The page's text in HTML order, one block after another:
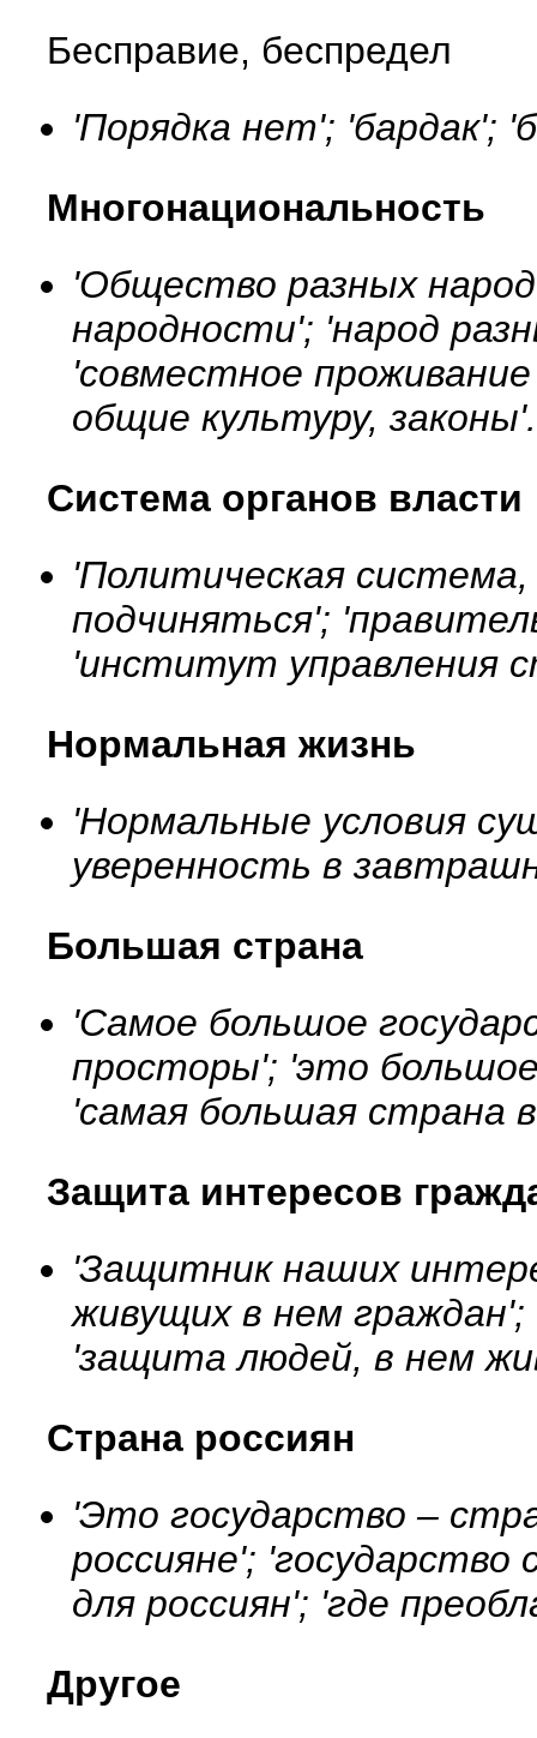
Бесправие, беспредел
'Порядка нет'; 'бардак';
Многонациональность
'Общество разных
народности'; 'народ
'совместное
общие культуру, законы'.
Система органов власти
'Политическая
подчиняться';
'институт управления
Нормальная жизнь
'Нормальные условия
уверенность в
Большая страна
'Самое большое
просторы'; 'это
'самая большая страна
Защита интересов
'Защитник наших
живущих в нем
'защита людей, в нем
Страна россиян
'Это государство –
россияне'; 'государство
для россиян'; 'где
Другое